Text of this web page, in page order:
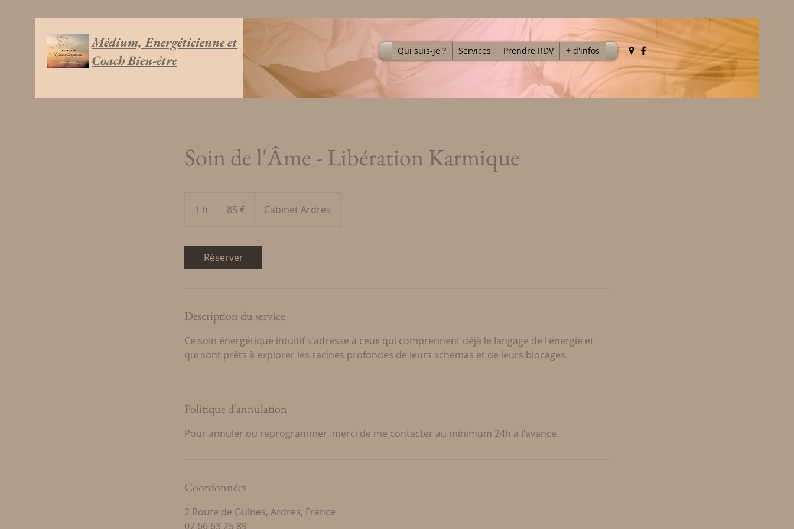
Médium, Energéticienne et
Coach Bien-être
Qui suis-je ? Services Prendre RDV + d'infos
Soin de l'Âme - Libération Karmique
1 h 85 € Cabinet Ardres
Réserver
Description du service
Ce soin énergétique intuitif s'adresse à ceux qui comprennent déjà le langage de l'énergie et
qui sont prêts à explorer les racines profondes de leurs schémas et de leurs blocages.
Politique d'annulation
Pour annuler ou reprogrammer, merci de me contacter au minimum 24h à l'avance.
Coordonnées
2 Route de Guînes, Ardres, France
07 66 63 25 89